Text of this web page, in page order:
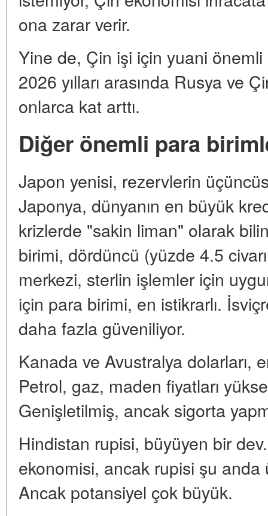
ona zarar verir.
Yine de, Çin işi için yuani
2026 yılları arasında Rusya ve
onlarca kat arttı.
Diğer önemli para
Japon yenisi, rezervlerin
Japonya, dünyanın en büyük
krizlerde "sakin liman" olarak
birimi, dördüncü (yüzde 4.5
merkezi, sterlin işlemler için
için para birimi, en istikrarlı.
daha fazla güveniliyor.
Kanada ve Avustralya dolarları,
Petrol, gaz, maden fiyatları
Genişletilmiş, ancak sigorta
Hindistan rupisi, büyüyen bir
ekonomisi, ancak rupisi şu anda
Ancak potansiyel çok büyük.